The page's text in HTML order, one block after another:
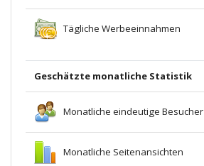
Tägliche Werbeeinnahmen
Geschätzte monatliche Statistik
Monatliche eindeutige Besucher
Monatliche Seitenansichten